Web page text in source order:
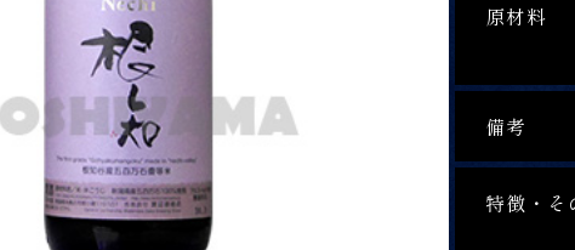
原材料
備考
特徴・そ